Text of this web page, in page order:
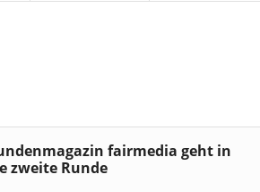
fairmedia geht in
zweite Runde